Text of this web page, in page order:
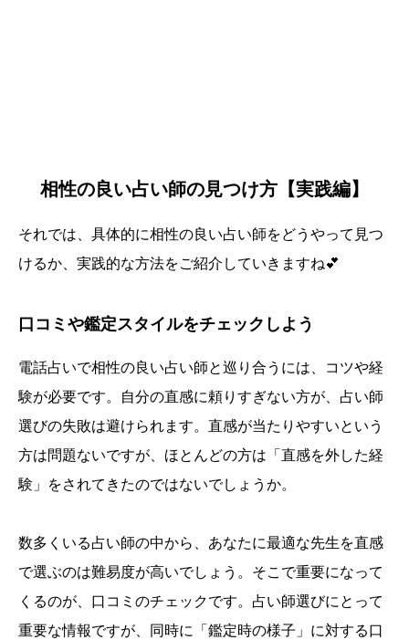
相性の良い占い師の見つけ方【実践編】
それでは、具体的に相性の良い占い師をどうやって見つ
けるか、実践的な方法をご紹介していきますね💕
口コミや鑑定スタイルをチェックしよう
電話占いで相性の良い占い師と巡り合うには、コツや経
験が必要です。自分の直感に頼りすぎない方が、占い師
選びの失敗は避けられます。直感が当たりやすいという
方は問題ないですが、ほとんどの方は「直感を外した経
験」をされてきたのではないでしょうか。
数多くいる占い師の中から、あなたに最適な先生を直感
で選ぶのは難易度が高いでしょう。そこで重要になって
くるのが、口コミのチェックです。占い師選びにとって
重要な情報ですが、同時に「鑑定時の様子」に対する口